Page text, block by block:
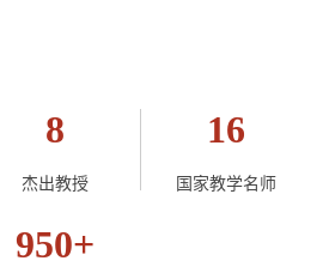
8
杰出教授
16
国家教学名师
950+